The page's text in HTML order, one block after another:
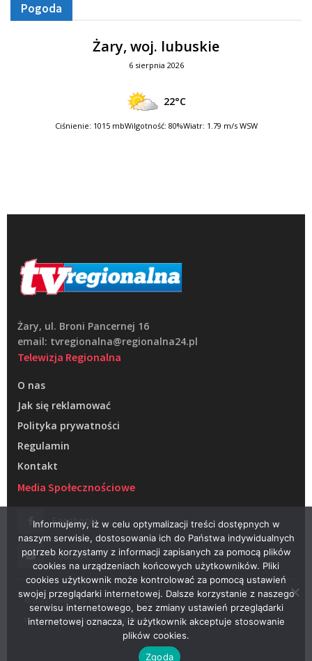
Pogoda
Żary, woj. lubuskie
6 sierpnia 2026
22°C
Ciśnienie: 1015 mbWilgotność: 80%Wiatr: 1.79 m/s WSW
Żary, ul. Broni Pancernej 16
email: tvregionalna@regionalna24.pl
Telewizja Regionalna
O nas
Jak się reklamować
Polityka prywatności
Regulamin
Kontakt
Media Społecznościowe
Facebook
Youtube
© 2022 – Telewizja Regionalna w Żarach
Projektowanie stron WWW –RAGACOM
Informujemy, iż w celu optymalizacji treści dostępnych w
naszym serwisie, dostosowania ich do Państwa indywidualnych
potrzeb korzystamy z informacji zapisanych za pomocą plików
cookies na urządzeniach końcowych użytkowników. Pliki
cookies użytkownik może kontrolować za pomocą ustawień
swojej przeglądarki internetowej. Dalsze korzystanie z naszego
serwisu internetowego, bez zmiany ustawień przeglądarki
internetowej oznacza, iż użytkownik akceptuje stosowanie
plików cookies.
Zgoda